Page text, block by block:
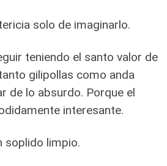
solo de imaginarlo.
teniendo el santo valor de
gilipollas como anda
de lo absurdo. Porque el
interesante.
soplido limpio.